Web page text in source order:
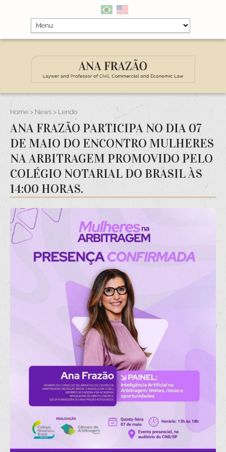
Home > News > Lendo
ANA FRAZÃO PARTICIPA NO DIA 07
DE MAIO DO ENCONTRO MULHERES
NA ARBITRAGEM PROMOVIDO PELO
COLÉGIO NOTARIAL DO BRASIL ÀS
14:00 HORAS.